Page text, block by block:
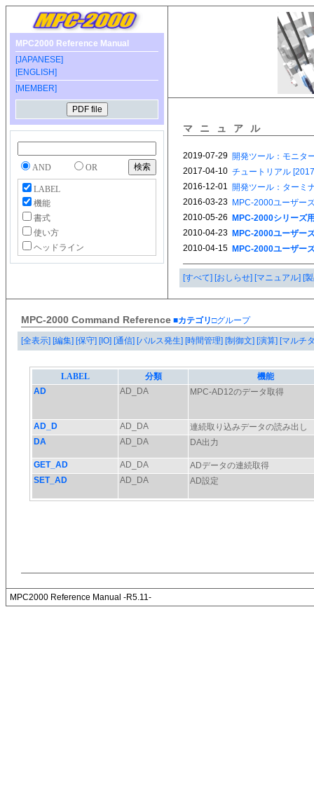
MPC2000 Reference Manual
[JAPANESE]
[ENGLISH]
[MEMBER]
AND OR
LABEL
機能
書式
使い方
ヘッドライン
マニュアル
[すべて] [おしらせ] [マニュアル] [
MPC-2000 Command Reference ■カテゴリ□グループ
[全表示] [編集] [保守] [IO] [通信] [パルス発生] [時間管理] [制御文] [演算] [マルチ
MPC2000 Reference Manual -R5.11-